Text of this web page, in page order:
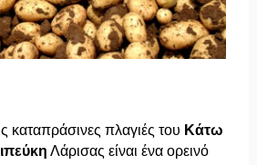
καταπράσινες πλαγιές του Κάτω
Λάρισας είναι ένα ορεινό